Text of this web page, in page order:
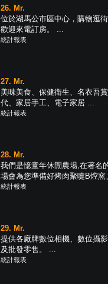
26. Mr.
位於湖馬公市區中心，購物逛
歡迎來電訂房。 ...
統計報表
27. Mr.
美味美食、保健衛生、名衣吾
代、家居手工、電子家居 ...
統計報表
28. Mr.
我們是憶童年休閒農場,在著名
場會為您準備好烤肉聚嚏B焢窯
統計報表
29. Mr.
提供各廠牌數位相機、數位攝
及批發零售。 ...
統計報表